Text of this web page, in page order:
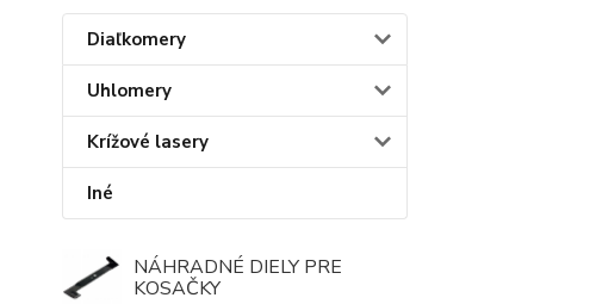
Diaľkomery
Uhlomery
Krížové lasery
Iné
NÁHRADNÉ DIELY PRE
KOSAČKY